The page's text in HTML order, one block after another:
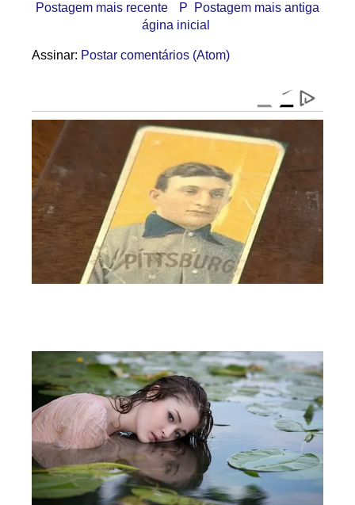
Postagem mais recente Postagem mais antiga
P
ágina inicial
Assinar: Postar comentários (Atom)